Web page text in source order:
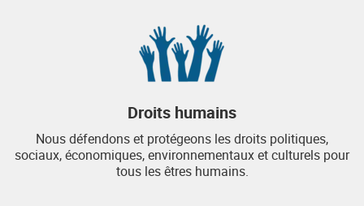
Droits humains
Nous défendons et protégeons les droits politiques,
sociaux, économiques, environnementaux et culturels pour
tous les êtres humains.